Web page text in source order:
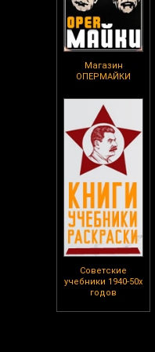
Магазин
ОПЕРМАЙКИ
Советские
учебники 1940-50х
годов